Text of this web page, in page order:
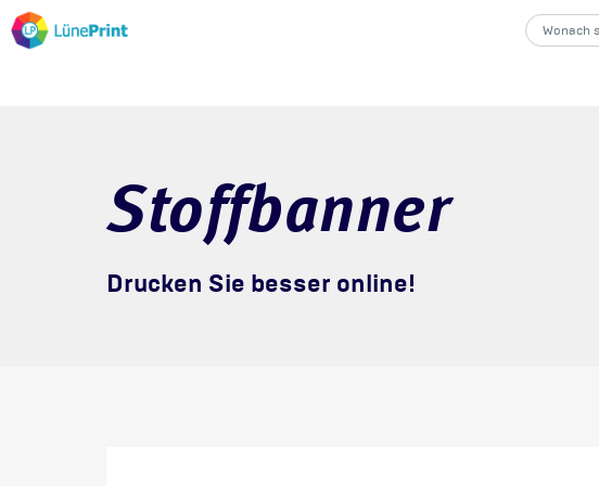
Stoffbanner
Drucken Sie besser online!